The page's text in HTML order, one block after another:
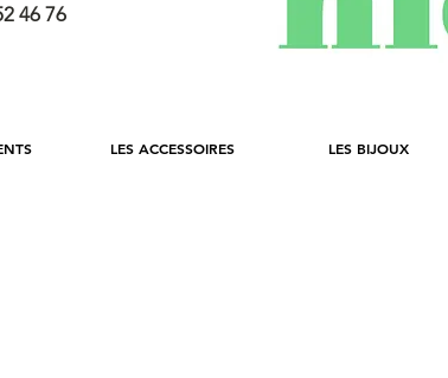
46 76
LES ACCESSOIRES LES BIJOUX